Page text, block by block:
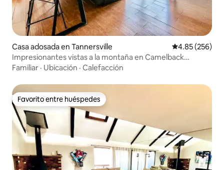
Casa adosada en Tannersville Calificación
4.85 (256)
Impresionantes vistas a la montaña en Camelback
Townhouse
Familiar · Ubicación · Calefacción
Favorito entre huéspedes
Favorito entre huéspedes